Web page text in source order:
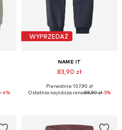
-4%
WYPRZEDAŻ
NAME IT
83,90 zł
Dostępne w różnych rozmiarach
Pierwotnie: 107,90 zł
Ostatnia najniższa cena:88,90 zł-5%